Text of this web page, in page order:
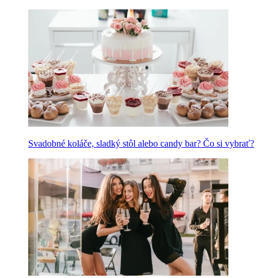
Svadobné koláče, sladký stôl alebo candy bar? Čo si vybrať?